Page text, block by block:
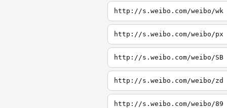
http://s.weibo.com/weibo/wk
http://s.weibo.com/weibo/px
http://s.weibo.com/weibo/SB
http://s.weibo.com/weibo/zd
http://s.weibo.com/weibo/89